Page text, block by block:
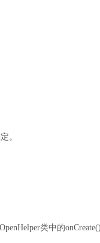
。
类中的